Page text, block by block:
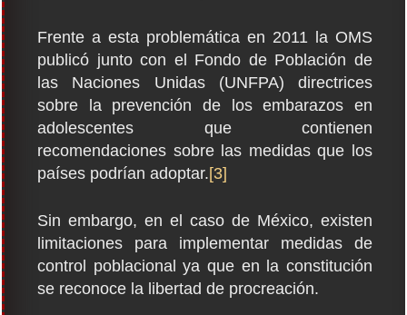
Frente a esta problemática en 2011 la OMS
publicó junto con el Fondo de Población de
las Naciones Unidas (UNFPA) directrices
sobre la prevención de los embarazos en
adolescentes que contienen
recomendaciones sobre las medidas que los
países podrían adoptar.[3]
Sin embargo, en el caso de México, existen
limitaciones para implementar medidas de
control poblacional ya que en la constitución
se reconoce la libertad de procreación.